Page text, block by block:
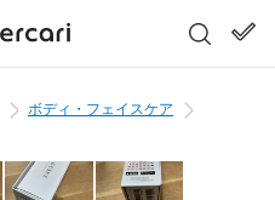
ボディ・フェイスケア